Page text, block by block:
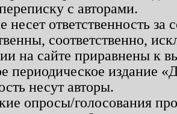
с авторами.
несет ответственность
соответственно,
на сайте приравнены к
периодическое издание
несут авторы.
опросы/голосования